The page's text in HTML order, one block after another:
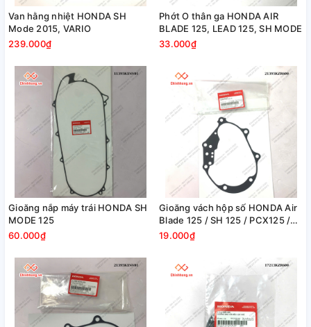
Van hằng nhiệt HONDA SH
Mode 2015, VARIO
239.000₫
Phớt O thân ga HONDA AIR
BLADE 125, LEAD 125, SH MODE
33.000₫
Gioăng nắp máy trái HONDA SH
MODE 125
60.000₫
Gioăng vách hộp số HONDA Air
Blade 125 / SH 125 / PCX125 /
SH MODE 125
19.000₫